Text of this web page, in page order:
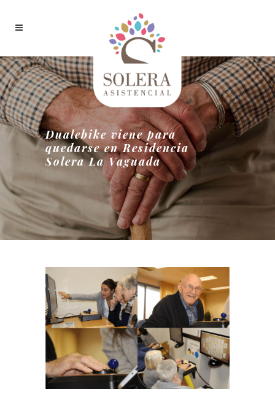
Dualebike viene para
quedarse en Residencia
Solera La Vaguada